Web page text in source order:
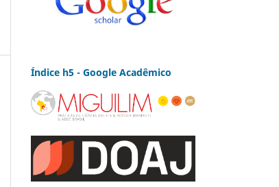
Índice h5 - Google Acadêmico